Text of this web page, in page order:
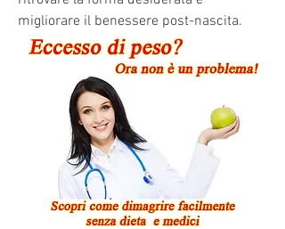
migliorare il benessere post-nascita.